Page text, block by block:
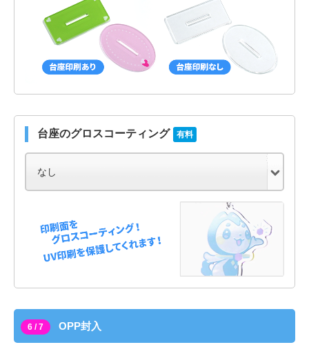
台座のグロスコーティング 有料
6 / 7 OPP封入